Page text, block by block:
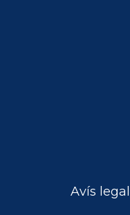
Avís legal